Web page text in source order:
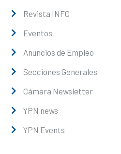
Revista INFO
Eventos
Anuncios de Empleo
Secciones Generales
Cámara Newsletter
YPN news
YPN Events